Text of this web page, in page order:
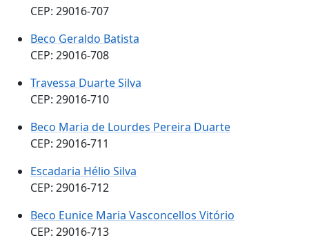
CEP: 29016-707
Beco Geraldo Batista
CEP: 29016-708
Travessa Duarte Silva
CEP: 29016-710
Beco Maria de Lourdes Pereira Duarte
CEP: 29016-711
Escadaria Hélio Silva
CEP: 29016-712
Beco Eunice Maria Vasconcellos Vitório
CEP: 29016-713